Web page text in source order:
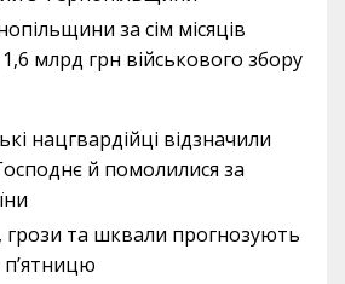
за сім місяців
млрд грн військового збору
нацгвардійці відзначили
й помолилися за
та шквали прогнозують